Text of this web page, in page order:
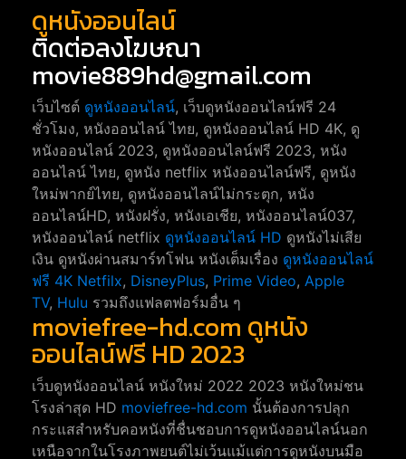
ดูหนังออนไลน์
ติดต่อลงโฆษณา
movie889hd@gmail.com
เว็บไซต์ ดูหนังออนไลน์, เว็บดูหนังออนไลน์ฟรี 24
ชั่วโมง, หนังออนไลน์ ไทย, ดูหนังออนไลน์ HD 4K, ดู
หนังออนไลน์ 2023, ดูหนังออนไลน์ฟรี 2023, หนัง
ออนไลน์ ไทย, ดูหนัง netflix หนังออนไลน์ฟรี, ดูหนัง
ใหม่พากย์ไทย, ดูหนังออนไลน์ไม่กระตุก, หนัง
ออนไลน์HD, หนังฝรั่ง, หนังเอเชีย, หนังออนไลน์037,
หนังออนไลน์ netflix ดูหนังออนไลน์ HD ดูหนังไม่เสีย
เงิน ดูหนังผ่านสมาร์ทโฟน หนังเต็มเรื่อง ดูหนังออนไลน์
ฟรี 4K Netfilx, DisneyPlus, Prime Video, Apple
TV, Hulu รวมถึงแฟลตฟอร์มอื่น ๆ
moviefree-hd.com ดูหนัง
ออนไลน์ฟรี HD 2023
เว็บดูหนังออนไลน์ หนังใหม่ 2022 2023 หนังใหม่ชน
โรงล่าสุด HD moviefree-hd.com นั้นต้องการปลุก
กระแสสำหรับคอหนังที่ชื่นชอบการดูหนังออนไลน์นอก
เหนือจากในโรงภาพยนต์ไม่เว้นแม้แต่การดูหนังบนมือ